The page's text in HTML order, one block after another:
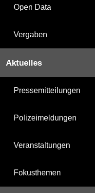
Open Data
Vergaben
Aktuelles
Pressemitteilungen
Polizeimeldungen
Veranstaltungen
Fokusthemen